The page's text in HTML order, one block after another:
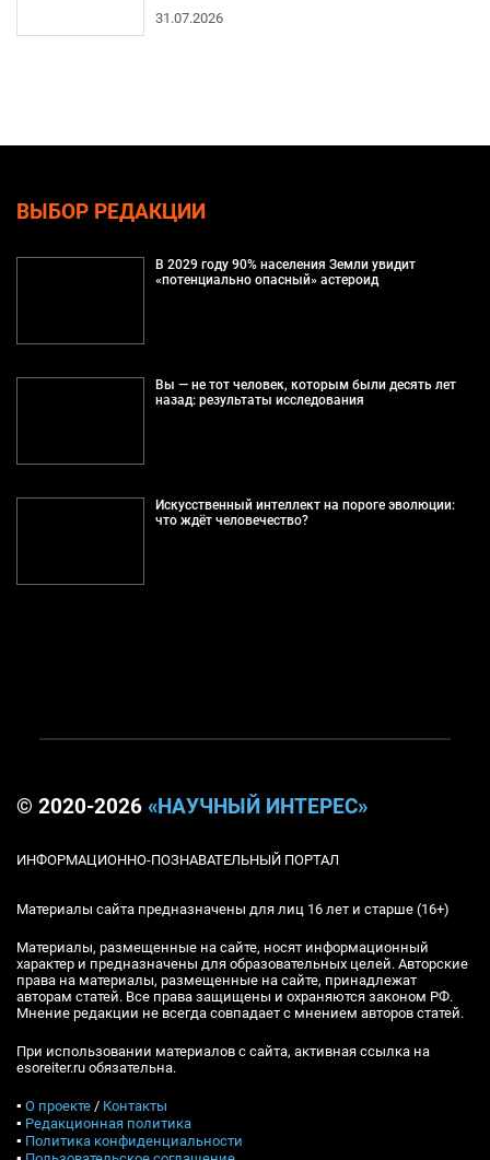
31.07.2026
ВЫБОР РЕДАКЦИИ
В 2029 году 90% населения Земли увидит
«потенциально опасный» астероид
Вы — не тот человек, которым были десять лет
назад: результаты исследования
Искусственный интеллект на пороге эволюции:
что ждёт человечество?
© 2020-2026 «НАУЧНЫЙ ИНТЕРЕС»
ИНФОРМАЦИОННО-ПОЗНАВАТЕЛЬНЫЙ ПОРТАЛ
Материалы сайта предназначены для лиц 16 лет и старше (16+)
Материалы, размещенные на сайте, носят информационный
характер и предназначены для образовательных целей. Авторские
права на материалы, размещенные на сайте, принадлежат
авторам статей. Все права защищены и охраняются законом РФ.
Мнение редакции не всегда совпадает с мнением авторов статей.
При использовании материалов с сайта, активная ссылка на
esoreiter.ru обязательна.
▪ О проекте / Контакты
▪ Редакционная политика
▪ Политика конфиденциальности